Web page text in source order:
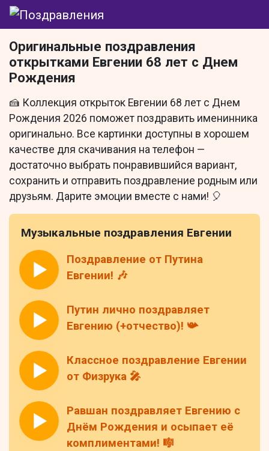
Оригинальные поздравления
открытками Евгении 68 лет с Днем
Рождения
🍰 Коллекция открыток Евгении 68 лет с Днем
Рождения 2026 поможет поздравить именинника
оригинально. Все картинки доступны в хорошем
качестве для скачивания на телефон —
достаточно выбрать понравившийся вариант,
сохранить и отправить поздравление родным или
друзьям. Дарите эмоции вместе с нами! 🎈
Музыкальные поздравления Евгении
Поздравление от Путина
Евгении! 🎶
Путин лично поздравляет
Евгению (+отчество)! 📯
Классное поздравление Евгении
от Физрука 🎤
Равшан поздравляет Евгению с
Днём Рождения и осыпает её
комплиментами! 🎼